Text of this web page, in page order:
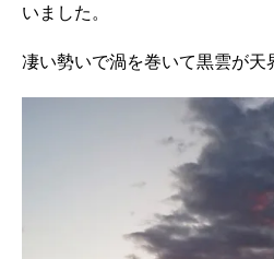
いました。
凄い勢いで渦を巻いて黒雲が天